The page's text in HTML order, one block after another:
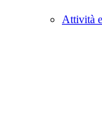
Attività